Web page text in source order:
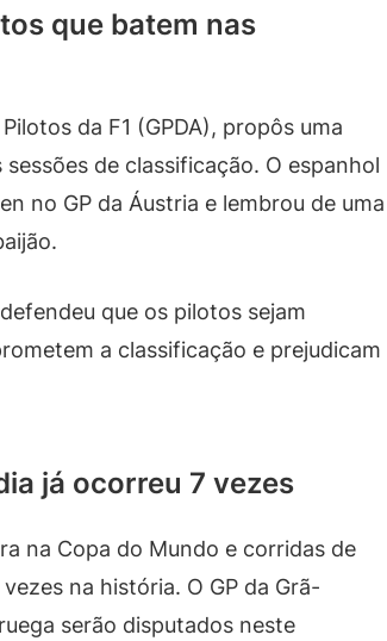
que batem nas
da F1 (GPDA), propôs uma
de classificação. O espanhol
no GP da Áustria e lembrou de uma
que os pilotos sejam
a classificação e prejudicam
já ocorreu 7 vezes
na Copa do Mundo e corridas de
na história. O GP da Grã-
serão disputados neste